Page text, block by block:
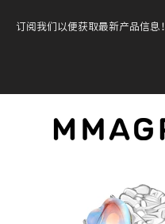
订阅我们以便获取最新产品信息！